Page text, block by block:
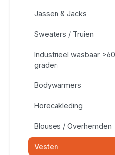
Jassen & Jacks
Sweaters / Truien
Industrieel wasbaar >60
graden
Bodywarmers
Horecakleding
Blouses / Overhemden
Vesten